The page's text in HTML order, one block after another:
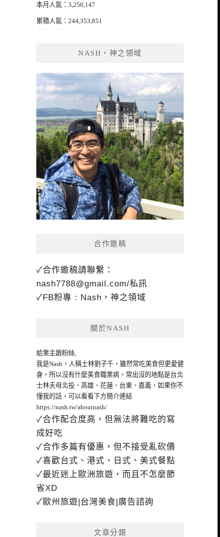
本月人氣：3,250,147
累積人氣：244,353,851
NASH，神之領域
合作邀稿
✓合作邀稿請聯繫：
nash7788@gmail.com/私訊
✓FB粉專 : Nash，神之領域
關於NASH
給業主跟粉絲,
我是Nash，人稱士林劉子千，雖然常吃美食但更愛健
身，所以沒有什麼美食職業病，常出沒的地點是台北
士林天母北投、高雄、花蓮、台東、嘉義，如果你不
懂我的話，可以看看下方簡介連結
https://nash.tw/aboutnash/
✓合作配合度高，但無法將難吃的寫
成好吃
✓合作多篇有優惠，但不接受亂砍價
✓喜歡台式、港式、日式、美式餐點
✓最近迷上歐洲旅遊，而且不怎麼節
省XD
✓歐州旅遊|台灣美食|廣告諮詢
文章分類